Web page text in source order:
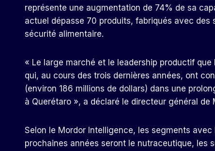
représente une augmentation de 74% de sa
actuel dépasse 70 produits, fabriqués avec
sécurité alimentaire.
« Le large marché et le leadership productif
qui, au cours des trois dernières années, ont
(environ 186 millions de dollars) dans une
à Querétaro », a déclaré le directeur général de
Selon le Mordor Intelligence, les segments
prochaines années seront le nutraceutique, les